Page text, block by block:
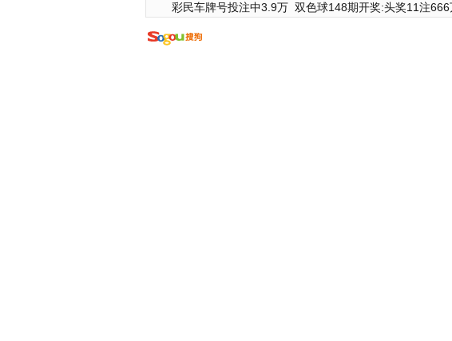
彩民车牌号投注中3.9万 双色球148期开奖:头奖11注666